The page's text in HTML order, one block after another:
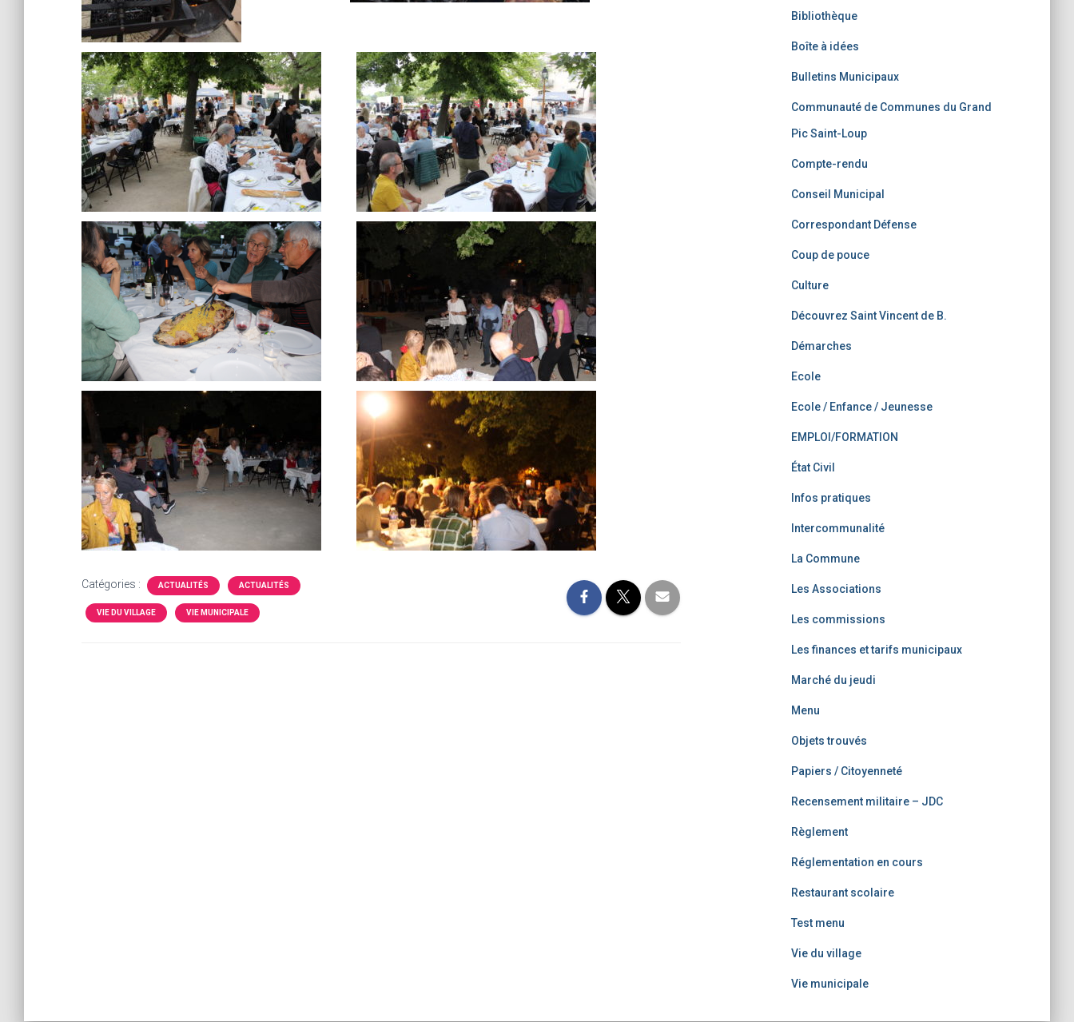
Catégories : ACTUALITÉS ACTUALITÉS
VIE DU VILLAGE VIE MUNICIPALE
Bibliothèque
Boîte à idées
Bulletins Municipaux
Communauté de Communes du Grand
Pic Saint-Loup
Compte-rendu
Conseil Municipal
Correspondant Défense
Coup de pouce
Culture
Découvrez Saint Vincent de B.
Démarches
Ecole
Ecole / Enfance / Jeunesse
EMPLOI/FORMATION
État Civil
Infos pratiques
Intercommunalité
La Commune
Les Associations
Les commissions
Les finances et tarifs municipaux
Marché du jeudi
Menu
Objets trouvés
Papiers / Citoyenneté
Recensement militaire – JDC
Règlement
Réglementation en cours
Restaurant scolaire
Test menu
Vie du village
Vie municipale